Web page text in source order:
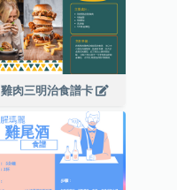
雞肉三明治食譜卡